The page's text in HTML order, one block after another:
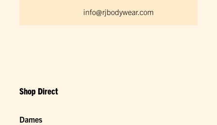
info@rjbodywear.com
Shop Direct
Dames